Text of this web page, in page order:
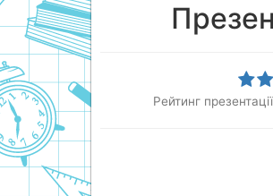
Рейтинг презентації